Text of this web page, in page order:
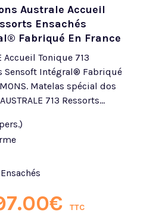
Australe Accueil
Ensachés
Fabriqué En France
Accueil Tonique 713
Sensoft Intégral® Fabriqué
Matelas spécial dos
713 Ressorts...
€ TTC